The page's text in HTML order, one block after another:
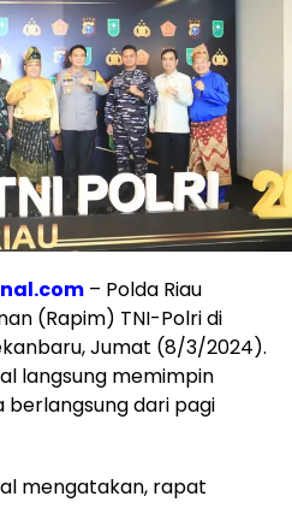
– Polda Riau
(Rapim) TNI-Polri di
Jumat (8/3/2024).
langsung memimpin
berlangsung dari pagi
mengatakan, rapat